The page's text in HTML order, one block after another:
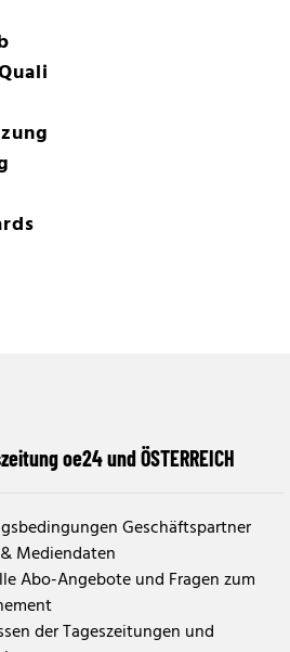
oe24 und ÖSTERREICH
Geschäftspartner
Mediendaten
Abo-Angebote und Fragen zum
der Tageszeitungen und